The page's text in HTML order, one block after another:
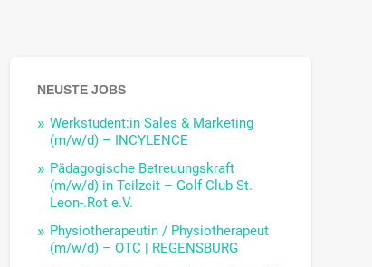
NEUSTE JOBS
Werkstudent:in Sales & Marketing
(m/w/d) – INCYLENCE
Pädagogische Betreuungskraft
(m/w/d) in Teilzeit – Golf Club St.
Leon-.Rot e.V.
Physiotherapeutin / Physiotherapeut
(m/w/d) – OTC | REGENSBURG